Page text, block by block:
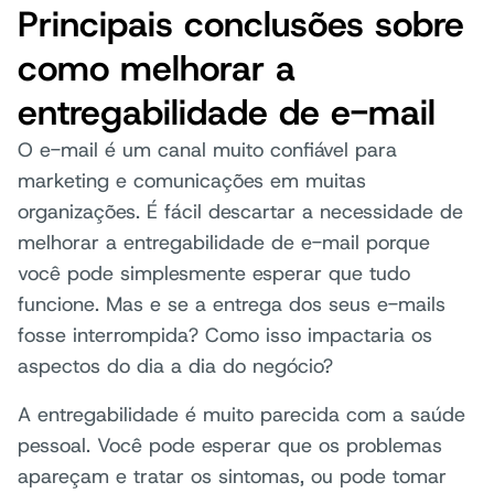
Principais conclusões sobre
como melhorar a
entregabilidade de e-mail
O e-mail é um canal muito confiável para
marketing e comunicações em muitas
organizações. É fácil descartar a necessidade de
melhorar a entregabilidade de e-mail porque
você pode simplesmente esperar que tudo
funcione. Mas e se a entrega dos seus e-mails
fosse interrompida? Como isso impactaria os
aspectos do dia a dia do negócio?
A entregabilidade é muito parecida com a saúde
pessoal. Você pode esperar que os problemas
apareçam e tratar os sintomas, ou pode tomar